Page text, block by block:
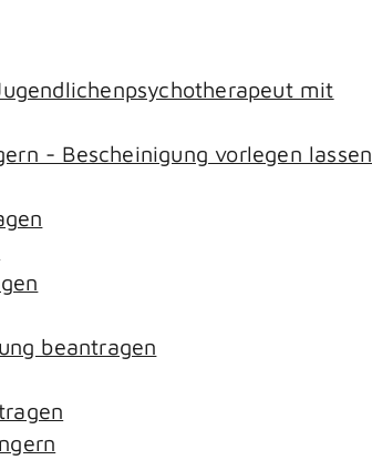
mit
- Bescheinigung vorlegen lassen
beantragen